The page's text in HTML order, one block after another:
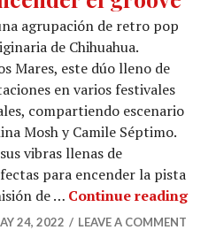
agrupación de retro pop
de Chihuahua.
Mares, este dúo lleno de
en varios festivales
compartiendo escenario
Mosh y Camile Séptimo.
vibras llenas de
para encender la pista
de … Continue reading
24, 2022 LEAVE A COMMENT